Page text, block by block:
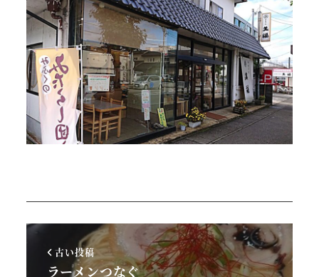
古い投稿
ラーメンつなぐ